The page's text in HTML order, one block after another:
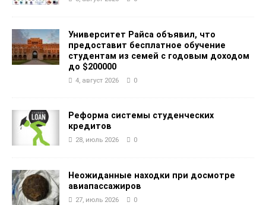
Университет Райса объявил, что
предоставит бесплатное обучение
студентам из семей с годовым доходом
до $200000
4, август 2026 0
Реформа системы студенческих
кредитов
28, июль 2026 0
Неожиданные находки при досмотре
авиапассажиров
27, июль 2026 0